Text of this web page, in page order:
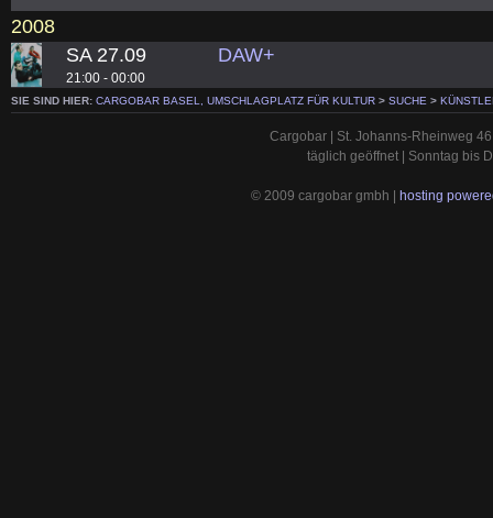
2008
SA 27.09
21:00 - 00:00
DAW+
SIE SIND HIER: CARGOBAR BASEL, UMSCHLAGPLATZ FÜR KULTUR > SUCHE >
Cargobar | St. Johanns-Rheinweg
täglich geöffnet | Sonntag bis
© 2009 cargobar gmbh | hosting